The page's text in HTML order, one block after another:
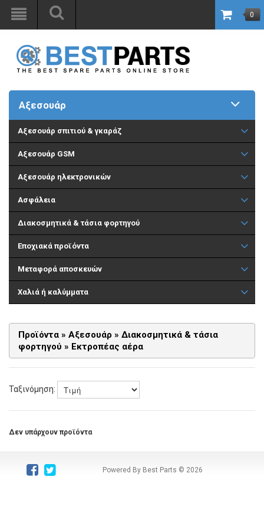
0
Αξεσουάρ
Aξεσουάρ σπιτιού & γκαράζ
Αξεσουάρ GSM
Αξεσουάρ ηλεκτρονικών
Ασφάλεια
Διακοσμητικά & τάσια φορτηγού
Εποχιακά προϊόντα
Μεταφορά αποσκευών
Χαλιά ή καλύμματα
Προϊόντα » Αξεσουάρ » Διακοσμητικά & τάσια
φορτηγού » Εκτροπέας αέρα
Ταξινόμηση:
Δεν υπάρχουν προϊόντα
Powered By Best Parts © 2026